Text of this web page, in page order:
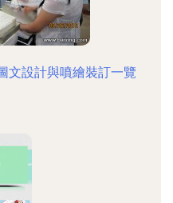
文設計與噴繪裝訂一覽